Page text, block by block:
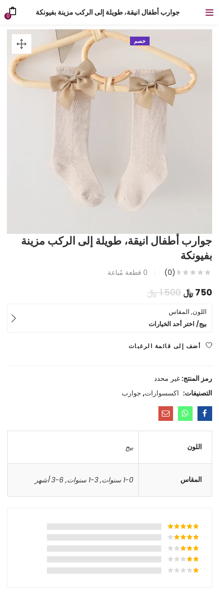
جوارب أطفال انيقة، طويلة إلى الركب مزينة بفيونكة 0
خصم
جوارب أطفال انيقة، طويلة إلى الركب مزينة
بفيونكة
(0)
0 قطعة مُباعة
750 ﷼السعر
الحالي
هو:
750 ﷼.
1.500 ﷼السعر
1.500 ﷼.
اللون, المقاس
بيج/ اختر أحد الخيارات
أضف إلى قائمة الرغبات
رمز المنتج:غير محدد
التصنيفات: اكسسوارات, جوارب
اللون بيج
المقاس 1-0 سنوات ,3-1 سنوات ,6-3 أشهر